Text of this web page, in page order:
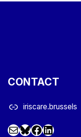
CONTACT
iriscare.brussels
Mail Facebook LinkedIn